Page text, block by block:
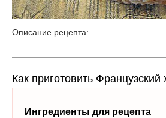
Описание рецепта:
Как приготовить Французский
Ингредиенты для рецепта